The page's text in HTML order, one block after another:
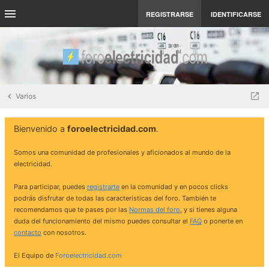
REGISTRARSE IDENTIFICARSE
Varios
Bienvenido a foroelectricidad.com.
Somos una comunidad de profesionales y aficionados al mundo de la
electricidad.
Para participar, puedes registrarte en la comunidad y en pocos clicks
podrás disfrutar de todas las características del foro. También te
recomendamos que te pases por las Normas del foro, y si tienes alguna
duda del funcionamiento del mismo puedes consultar el FAQ o ponerte en
contacto con nosotros.
El Equipo de Foroelectricidad.com